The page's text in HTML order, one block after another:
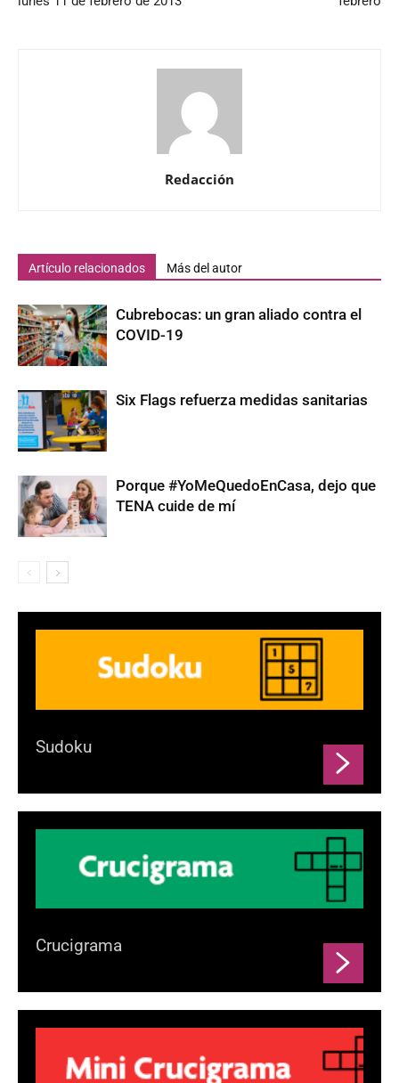
Redacción
Artículo relacionados Más del autor
Cubrebocas: un gran aliado contra el
COVID-19
Six Flags refuerza medidas sanitarias
Porque #YoMeQuedoEnCasa, dejo que
TENA cuide de mí
Sudoku
Crucigrama